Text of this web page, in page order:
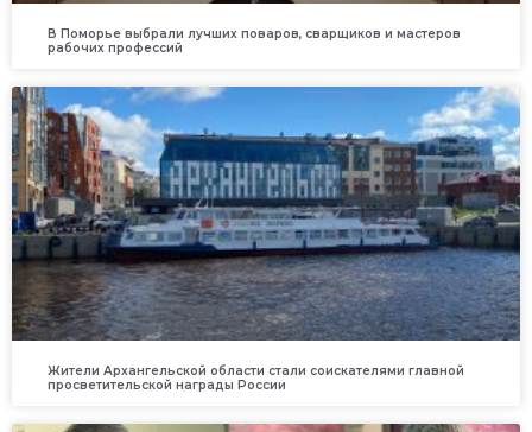
В Поморье выбрали лучших поваров, сварщиков и мастеров
рабочих профессий
Жители Архангельской области стали соискателями главной
просветительской награды России